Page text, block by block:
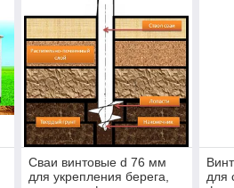
Сваи винтовые d 76 мм
для укрепления берега,
для